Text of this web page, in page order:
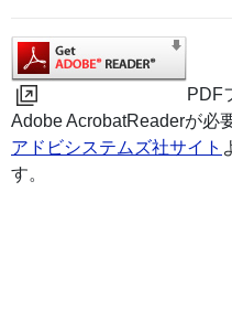
PDF
Adobe AcrobatReaderが必
アドビシステムズ社サイト
す。